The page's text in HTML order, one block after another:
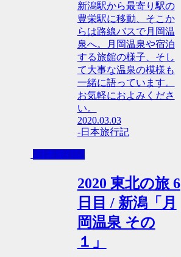
新潟駅から最寄り駅の
豊栄駅に移動、そこか
らは路線バスで月岡温
泉へ。月岡温泉や宿泊
する旅館の様子、そし
て大事な温泉の模様も
一緒に語っています。
お気軽におよみくださ
い。
2020.03.03
-日本旅行記
-日本旅行記
2020 東北の旅 6
日目 / 新潟「月
岡温泉 その
１」